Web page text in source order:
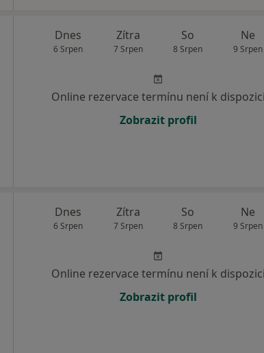
Dnes
6 Srpen
Zítra
7 Srpen
So
8 Srpen
Ne
9 Srpen
Online rezervace termínu není k dispozici
Zobrazit profil
Dnes
6 Srpen
Zítra
7 Srpen
So
8 Srpen
Ne
9 Srpen
Online rezervace termínu není k dispozici
Zobrazit profil